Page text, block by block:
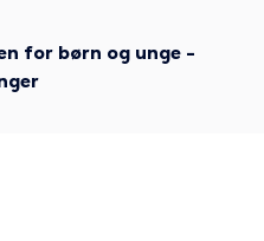
for børn og unge –